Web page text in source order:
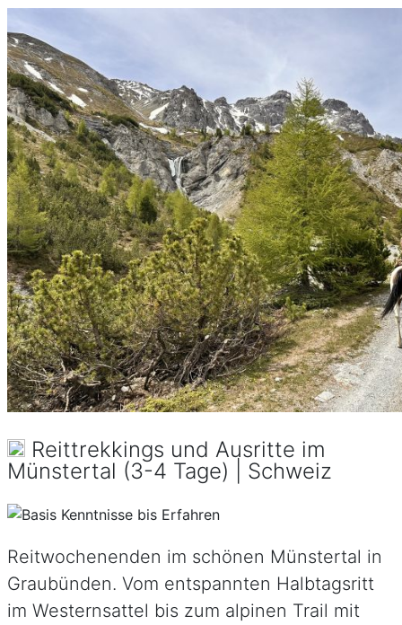
Reittrekkings und Ausritte im
Münstertal (3-4 Tage) | Schweiz
Reitwochenenden im schönen Münstertal in
Graubünden. Vom entspannten Halbtagsritt
im Westernsattel bis zum alpinen Trail mit